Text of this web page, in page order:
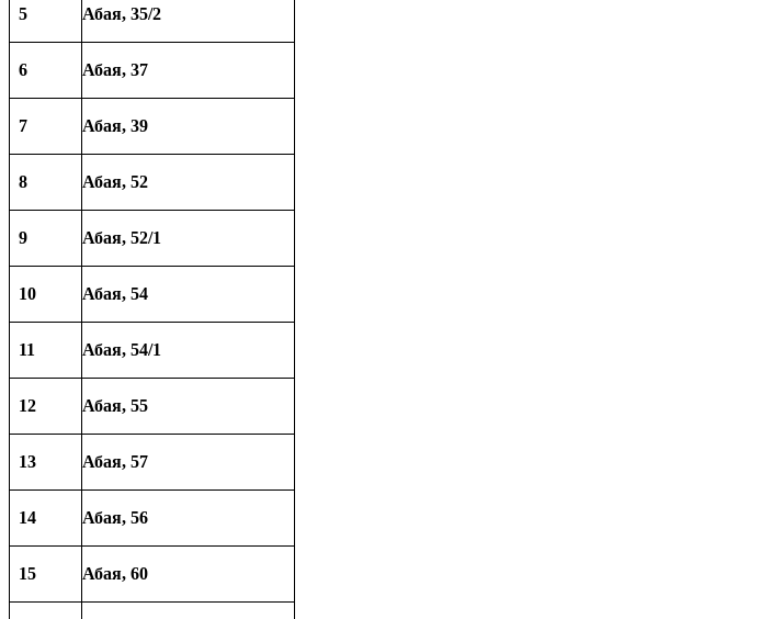
5 Абая, 35/2
6 Абая, 37
7 Абая, 39
8 Абая, 52
9 Абая, 52/1
10 Абая, 54
11 Абая, 54/1
12 Абая, 55
13 Абая, 57
14 Абая, 56
15 Абая, 60